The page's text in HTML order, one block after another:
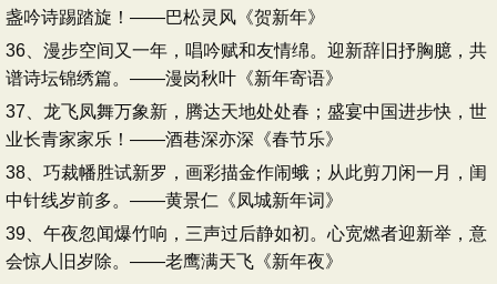
盏吟诗踢踏旋！——巴松灵风《贺新年》
36、漫步空间又一年，唱吟赋和友情绵。迎新辞旧抒胸臆，共
谱诗坛锦绣篇。——漫岗秋叶《新年寄语》
37、龙飞凤舞万象新，腾达天地处处春；盛宴中国进步快，世
业长青家家乐！——酒巷深亦深《春节乐》
38、巧裁幡胜试新罗，画彩描金作闹蛾；从此剪刀闲一月，闺
中针线岁前多。——黄景仁《凤城新年词》
39、午夜忽闻爆竹响，三声过后静如初。心宽燃者迎新举，意
会惊人旧岁除。——老鹰满天飞《新年夜》